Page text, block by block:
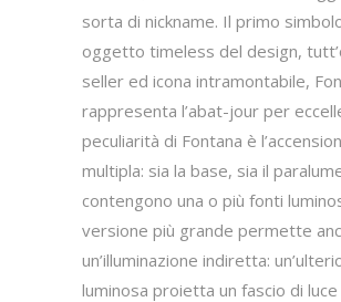
sorta di nickname. Il primo
oggetto timeless del design,
seller ed icona intramontabile,
rappresenta l’abat-jour per
peculiarità di Fontana è
multipla: sia la base, sia il
contengono una o più fonti
versione più grande permette
un’illuminazione indiretta:
luminosa proietta un fascio di